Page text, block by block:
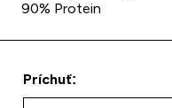
90% Protein
Príchuť: